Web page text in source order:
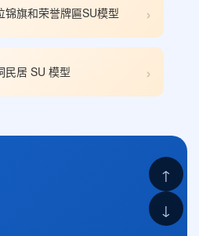
锦旗和荣誉牌匾SU模型 ›
民居 SU 模型 ›
↑
↓